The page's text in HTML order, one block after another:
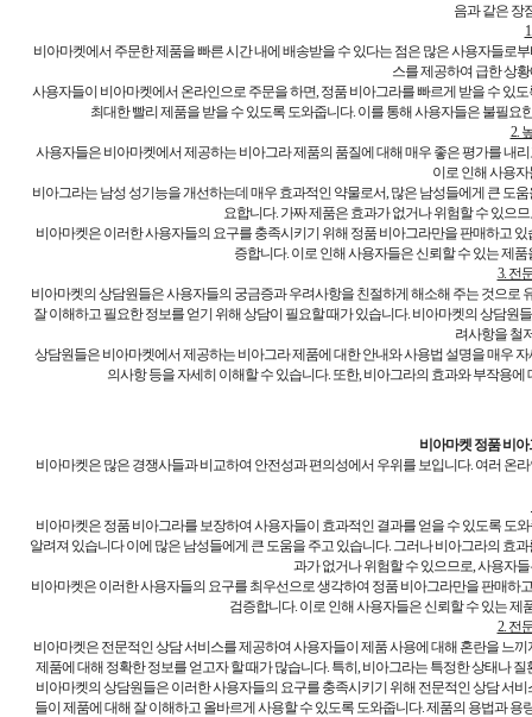
음과 같은 장
비아마켓에서 주문한 제품을 빠른 시간 내에 배송받을 수 있다는 점은 많은 사용자들로
스를 제공하여 급한 상
사용자들이 비아마켓에서 온라인으로 주문을 하면, 정품 비아그라를 빠르게 받을 수 있
최대한 빨리 제품을 받을 수 있도록 도와줍니다. 이를 통해 사용자들은 불필
2.
사용자들은 비아마켓에서 제공하는 비아그라 제품의 품질에 대해 매우 좋은 평가를 내
이로 인해 사용
비아그라는 남성 성기능을 개선하는데 매우 효과적인 약물로서, 많은 남성들에게 큰 도
요합니다. 가짜 제품은 효과가 없거나 위험할 수 있으
비아마켓은 이러한 사용자들의 요구를 충족시키기 위해 정품 비아그라만을 판매하고
증합니다. 이로 인해 사용자들은 신뢰할 수 있는 제
3. 전
비아마켓의 상담원들은 사용자들의 궁금증과 우려사항을 친절하게 해소해 주는 것으
잘 이해하고 필요한 정보를 얻기 위해 상담이 필요할 때가 있습니다. 비아마켓의 상담
려사항을 철
상담원들은 비아마켓에서 제공하는 비아그라 제품에 대한 안내와 사용법 설명을 매우
의사항 등을 자세히 이해할 수 있습니다. 또한, 비아그라의 효과와 부작용
비아마켓 정품 비
비아마켓은 많은 경쟁사들과 비교하여 안전성과 편의성에서 우위를 보입니다. 여러 온
비아마켓은 정품 비아그라를 보장하여 사용자들이 효과적인 결과를 얻을 수 있도록 도
알려져 있습니다 이에 많은 남성들에게 큰 도움을 주고 있습니다. 그러나 비아그라의 효
과가 없거나 위험할 수 있으므로, 사용자
비아마켓은 이러한 사용자들의 요구를 최우선으로 생각하여 정품 비아그라만을 판매
검증합니다. 이로 인해 사용자들은 신뢰할 수 있는 제
2. 전
비아마켓은 전문적인 상담 서비스를 제공하여 사용자들이 제품 사용에 대해 혼란을 느
제품에 대해 정확한 정보를 얻고자 할 때가 많습니다. 특히, 비아그라는 특정한 상태나
비아마켓의 상담원들은 이러한 사용자들의 요구를 충족시키기 위해 전문적인 상담 서
들이 제품에 대해 잘 이해하고 올바르게 사용할 수 있도록 도와줍니다. 제품의 용법과